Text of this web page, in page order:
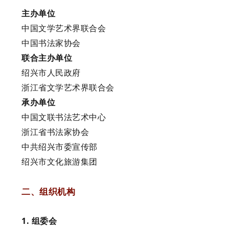
主办单位
中国文学艺术界联合会
中国书法家协会
联合主办单位
绍兴市人民政府
浙江省文学艺术界联合会
承办单位
中国文联书法艺术中心
浙江省书法家协会
中共绍兴市委宣传部
绍兴市文化旅游集团
二、组织机构
1. 组委会